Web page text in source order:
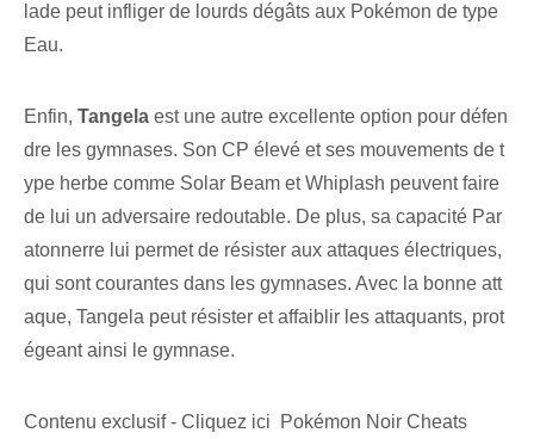
lade peut infliger de lourds dégâts aux Pokémon de type
Eau.
Enfin, Tangela est une autre excellente option pour défen
dre les gymnases. Son CP élevé et ses mouvements de t
ype herbe comme Solar Beam et Whiplash peuvent faire
de lui un adversaire redoutable. De plus, sa capacité Par
atonnerre lui permet de résister aux attaques électriques,
qui sont courantes dans les gymnases. Avec la bonne att
aque, Tangela peut résister et affaiblir les attaquants, prot
égeant ainsi le gymnase.
Contenu exclusif - Cliquez ici Pokémon Noir Cheats